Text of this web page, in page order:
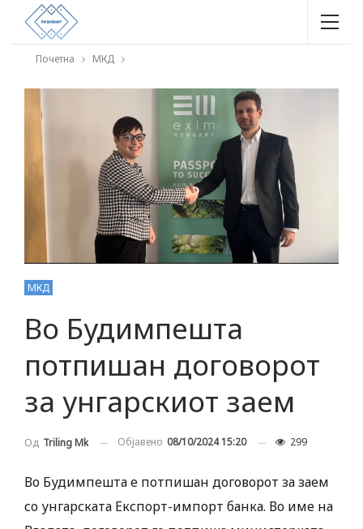
Почетна МКД
МКД
Во Будимпешта
потпишан договорот
за унгарскиот заем
Од Triling Mk Објавено 08/10/2024 15:20 299
Во Будимпешта е потпишан договорот за заем
со унгарската Експорт-импорт банка. Во име на